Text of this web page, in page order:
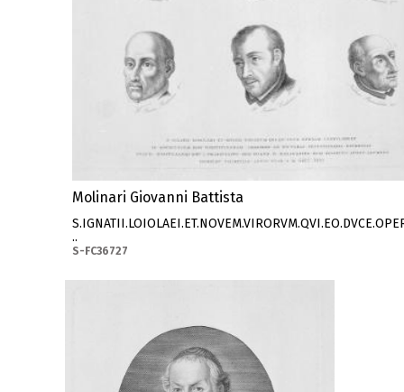
Molinari Giovanni Battista
..
S-FC36727